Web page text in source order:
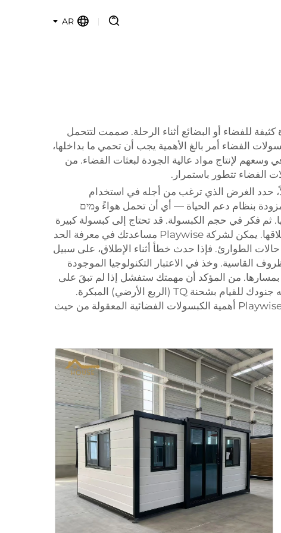
AR
للفضاء أو البضائع أثناء الرحلة. صممت لتتحمل
الفضاء أمر بالغ الأهمية يجب أن تحمي ما بداخلها،
لإنتاج مواد عالية الجودة لبعثات الفضاء. من
الفضاء تتطور باستمرار.
حدد الغرض الذي ترغب من أجله في استخدام
بنظام دعم الحياة — أي أن تحمل هواءً وמים
ثم فكر في حجم الكبسولة. قد تحتاج إلى كبسولة كبيرة
أو صغيرة، حسب طبيعة ما ترسله. كما يجب أن تأخذ في الاعتبار الوزن. كلما كانت الكبسولة أخف، كان من الأسهل إطلاقها. يمكن لشركة Playwise مساعدتك في معرفة الحد
الطوارئ. فإذا حدث خطأ أثناء الإطلاق، على سبيل
القاسية. وخذ في الاعتبار التكنولوجيا الموجودة
بمسارها. من المؤكد أن مهمتك ستفشل إذا لم تبقَ على
اطلاع بجميع المكونات الجديدة المتوفرة في أحدث مجموعات SCI-FI، ولإيجاد تلك التي تحتوي بالضبط على ما يحتاجه جنودك للقيام بشحنة TQ (الربع الأرضي) المبكرة.
وأخيرًا، هناك مسألة السعر البسيطة. فمهمات الفضاء مكلفة، وعليك أن تنظر في كبسولات ذات أسعار مختلفة. تدرك Playwise أهمية الكبسولات الفضائية المعقولة من حيث